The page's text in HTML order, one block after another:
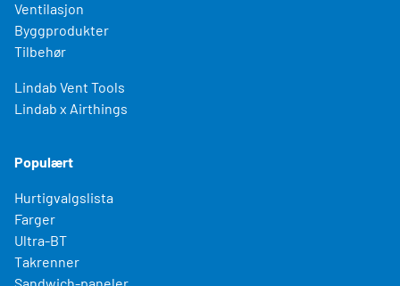
Ventilasjon
Byggprodukter
Tilbehør
Lindab Vent Tools
Lindab x Airthings
Populært
Hurtigvalgslista
Farger
Ultra-BT
Takrenner
Sandwich-paneler